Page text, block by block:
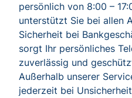
persönlich von 8:00 –
unterstützt Sie bei allen
Sicherheit bei
sorgt Ihr persönliches
zuverlässig und
Außerhalb unserer
jederzeit bei